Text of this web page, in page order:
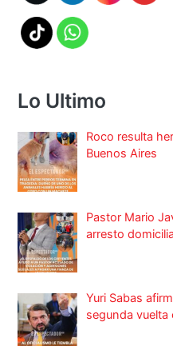
Lo Ultimo
Roco resulta
Buenos Aires
Pastor Mario
arresto
Yuri Sabas
segunda vuelta